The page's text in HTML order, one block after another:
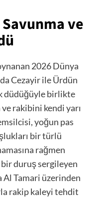
ve
2026 Dünya
Cezayir ile Ürdün
düdüğüyle birlikte
rakibini kendi yarı
yoğun pas
bir türlü
rağmen
duruş sergileyen
Al Tamari üzerinden
rakip kaleyi tehdit